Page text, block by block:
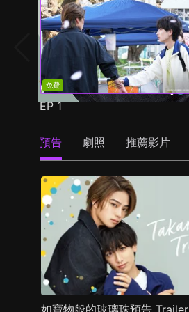
免費
EP1
預告 劇照 推薦影片
如寶物般的玻璃珠預告 Trailer